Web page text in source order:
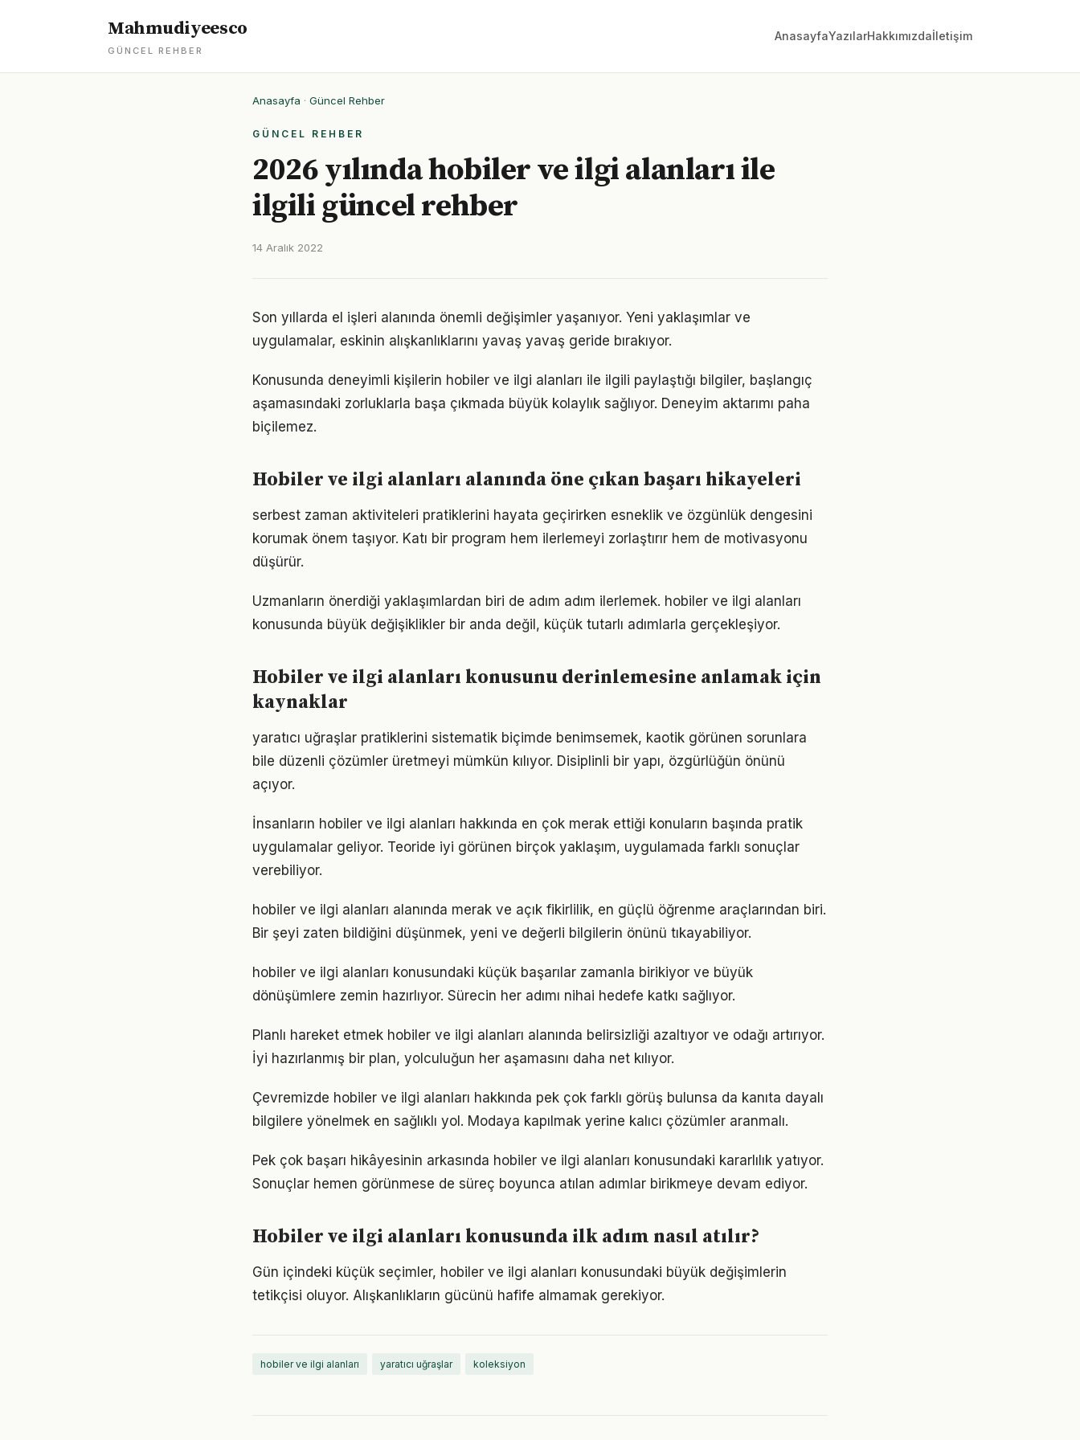
Mahmudiyeesco
GÜNCEL REHBER
AnasayfaYazılarHakkımızdaİletişim
Anasayfa · Güncel Rehber
GÜNCEL REHBER
2026 yılında hobiler ve ilgi alanları ile
ilgili güncel rehber
14 Aralık 2022
Son yıllarda el işleri alanında önemli değişimler yaşanıyor. Yeni yaklaşımlar ve
uygulamalar, eskinin alışkanlıklarını yavaş yavaş geride bırakıyor.
Konusunda deneyimli kişilerin hobiler ve ilgi alanları ile ilgili paylaştığı bilgiler, başlangıç
aşamasındaki zorluklarla başa çıkmada büyük kolaylık sağlıyor. Deneyim aktarımı paha
biçilemez.
Hobiler ve ilgi alanları alanında öne çıkan başarı hikayeleri
serbest zaman aktiviteleri pratiklerini hayata geçirirken esneklik ve özgünlük dengesini
korumak önem taşıyor. Katı bir program hem ilerlemeyi zorlaştırır hem de motivasyonu
düşürür.
Uzmanların önerdiği yaklaşımlardan biri de adım adım ilerlemek. hobiler ve ilgi alanları
konusunda büyük değişiklikler bir anda değil, küçük tutarlı adımlarla gerçekleşiyor.
Hobiler ve ilgi alanları konusunu derinlemesine anlamak için
kaynaklar
yaratıcı uğraşlar pratiklerini sistematik biçimde benimsemek, kaotik görünen sorunlara
bile düzenli çözümler üretmeyi mümkün kılıyor. Disiplinli bir yapı, özgürlüğün önünü
açıyor.
İnsanların hobiler ve ilgi alanları hakkında en çok merak ettiği konuların başında pratik
uygulamalar geliyor. Teoride iyi görünen birçok yaklaşım, uygulamada farklı sonuçlar
verebiliyor.
hobiler ve ilgi alanları alanında merak ve açık fikirlilik, en güçlü öğrenme araçlarından biri.
Bir şeyi zaten bildiğini düşünmek, yeni ve değerli bilgilerin önünü tıkayabiliyor.
hobiler ve ilgi alanları konusundaki küçük başarılar zamanla birikiyor ve büyük
dönüşümlere zemin hazırlıyor. Sürecin her adımı nihai hedefe katkı sağlıyor.
Planlı hareket etmek hobiler ve ilgi alanları alanında belirsizliği azaltıyor ve odağı artırıyor.
İyi hazırlanmış bir plan, yolculuğun her aşamasını daha net kılıyor.
Çevremizde hobiler ve ilgi alanları hakkında pek çok farklı görüş bulunsa da kanıta dayalı
bilgilere yönelmek en sağlıklı yol. Modaya kapılmak yerine kalıcı çözümler aranmalı.
Pek çok başarı hikâyesinin arkasında hobiler ve ilgi alanları konusundaki kararlılık yatıyor.
Sonuçlar hemen görünmese de süreç boyunca atılan adımlar birikmeye devam ediyor.
Hobiler ve ilgi alanları konusunda ilk adım nasıl atılır?
Gün içindeki küçük seçimler, hobiler ve ilgi alanları konusundaki büyük değişimlerin
tetikçisi oluyor. Alışkanlıkların gücünü hafife almamak gerekiyor.
hobiler ve ilgi alanları yaratıcı uğraşlar koleksiyon